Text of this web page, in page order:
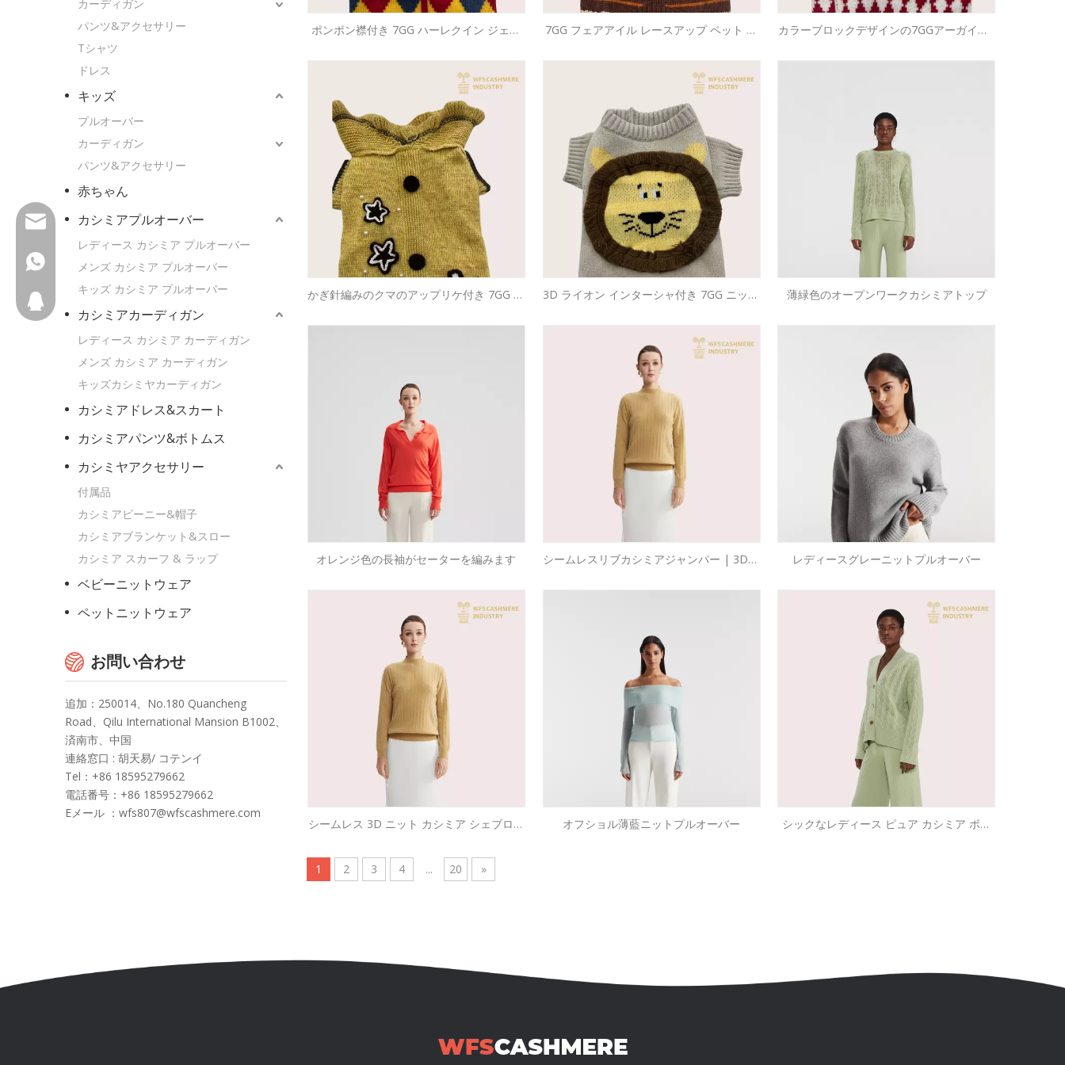
カーディガン
パンツ&アクセサリー
Tシャツ
ドレス
キッズ
プルオーバー
カーディガン
パンツ&アクセサリー
赤ちゃん
カシミアプルオーバー
レディース カシミア プルオーバー
メンズ カシミア プルオーバー
キッズ カシミア プルオーバー
カシミアカーディガン
レディース カシミア カーディガン
メンズ カシミア カーディガン
キッズカシミヤカーディガン
カシミアドレス&スカート
カシミアパンツ&ボトムス
カシミヤアクセサリー
付属品
カシミアビーニー&帽子
カシミアブランケット&スロー
カシミア スカーフ & ラップ
ベビーニットウェア
ペットニットウェア
お問い合わせ
追加：250014、No.180 Quancheng
Road、Qilu International Mansion B1002、
済南市、中国
連絡窓口 : 胡天易/ コテンイ
Tel：+86 18595279662
電話番号：+86 18595279662
Eメール ： wfs807@wfscashmere.com
ポンポン襟付き 7GG ハーレクイン ジェス
ト ニットウェア OEM
7GG フェアアイル レースアップ ペット セ
ットウェア OEM
カラーブロックデザインの7GGアーガイルV
ニットウェアのOEM
かぎ針編みのクマのアップリケ付き 7GG ラ
ペットニットウェアのOEM
3D ライオン インターシャ付き 7GG ニット
ウェアOEM
薄緑色のオープンワークカシミアトップ
オレンジ色の長袖がセーターを編みます
シームレスリブカシミアジャンパー | 3Dニ
レディースグレーニットプルオーバー
シームレス 3D ニット カシミア シェブロン
オフショル薄藍ニットプルオーバー
シックなレディース ピュア カシミア ボタ
1 2 3 4 ... 20 »
Wfs802@wfscashmere.com
+8618595279662